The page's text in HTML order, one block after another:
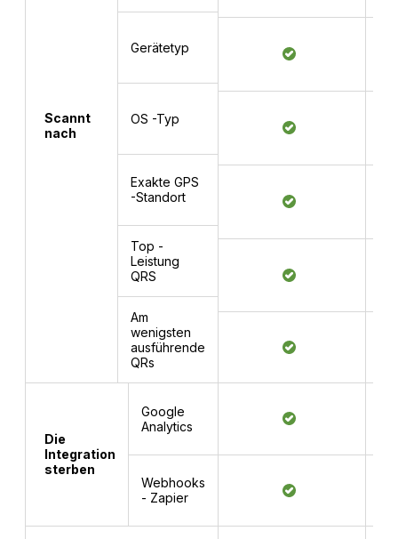
Scannt
nach
Gerätetyp
OS -Typ
Exakte GPS
-Standort
Top -
Leistung
QRS
Am
wenigsten
ausführende
QRs
Die
Integration
sterben
Google
Analytics
Webhooks
- Zapier